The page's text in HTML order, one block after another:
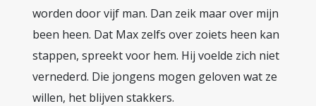
worden door vijf man. Dan zeik maar over mijn
been heen. Dat Max zelfs over zoiets heen kan
stappen, spreekt voor hem. Hij voelde zich niet
vernederd. Die jongens mogen geloven wat ze
willen, het blijven stakkers.